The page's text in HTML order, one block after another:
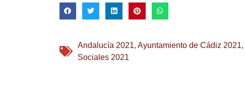
Andalucía 2021, Ayuntamiento de Cádiz 2021,
Sociales 2021